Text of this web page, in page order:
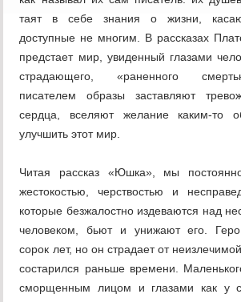
таят в себе знания о жизни,
доступные не многим. В рассказах
предстает мир, увиденный глазами
страдающего, «раненного
писателем образы заставляют
сердца, вселяют желание каким-то
улучшить этот мир.
Читая рассказ «Юшка», мы
жестокостью, черствостью и
которые безжалостно издеваются над
человеком, бьют и унижают его.
сорок лет, но он страдает от
состарился раньше времени.
сморщенным лицом и глазами как у